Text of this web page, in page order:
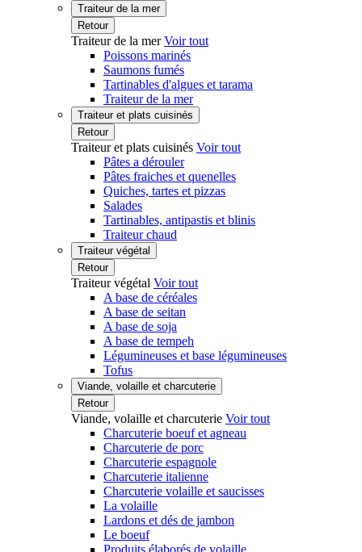
Traiteur de la mer
Retour
Traiteur de la merVoir tout
Poissons marinés
Saumons fumés
Tartinables d'algues et tarama
Traiteur de la mer
Traiteur et plats cuisinés
Retour
Traiteur et plats cuisinés Voir tout
Pâtes a dérouler
Pâtes fraiches et quenelles
Quiches, tartes et pizzas
Salades
Tartinables, antipastis et blinis
Traiteur chaud
Traiteur végétal
Retour
Traiteur végétal Voir tout
A base de céréales
A base de seitan
A base de soja
A base de tempeh
Légumineuses et base légumineuses
Tofus
Viande, volaille et charcuterie
Retour
Viande, volaille et charcuterie Voir tout
Charcuterie boeuf et agneau
Charcuterie de porc
Charcuterie espagnole
Charcuterie italienne
Charcuterie volaille et saucisses
La volaille
Lardons et dés de jambon
Le boeuf
Produits élaborés de volaille